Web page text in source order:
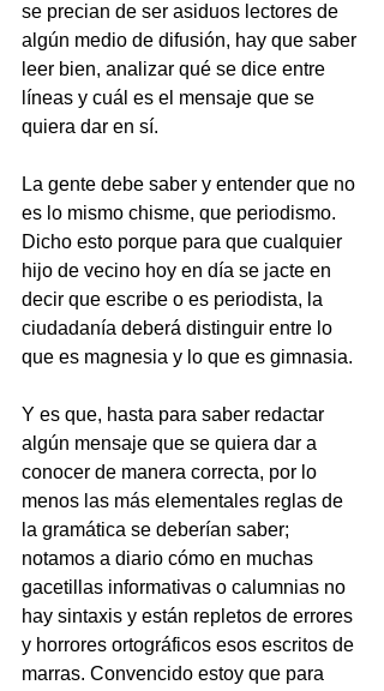
se precian de ser asiduos lectores de
algún medio de difusión, hay que saber
leer bien, analizar qué se dice entre
líneas y cuál es el mensaje que se
quiera dar en sí.
La gente debe saber y entender que no
es lo mismo chisme, que periodismo.
Dicho esto porque para que cualquier
hijo de vecino hoy en día se jacte en
decir que escribe o es periodista, la
ciudadanía deberá distinguir entre lo
que es magnesia y lo que es gimnasia.
Y es que, hasta para saber redactar
algún mensaje que se quiera dar a
conocer de manera correcta, por lo
menos las más elementales reglas de
la gramática se deberían saber;
notamos a diario cómo en muchas
gacetillas informativas o calumnias no
hay sintaxis y están repletos de errores
y horrores ortográficos esos escritos de
marras. Convencido estoy que para